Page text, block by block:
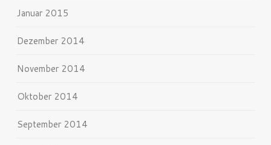
Januar 2015
Dezember 2014
November 2014
Oktober 2014
September 2014